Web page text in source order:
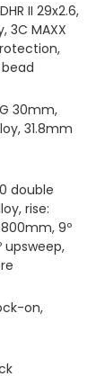
II 29x2.6,
3C MAXX
bead
30mm,
31.8mm
double
rise:
9º
upsweep,
on,